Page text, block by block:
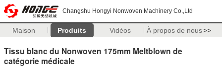
Changshu Hongyi Nonwoven Machinery Co.,Ltd
Maison Produits Vidéos À propos de nous>>
Tissu blanc du Nonwoven 175mm Meltblown de
catégorie médicale